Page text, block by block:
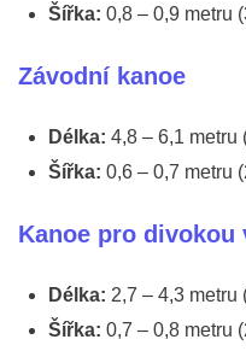
Šířka: 0,8 – 0,9 metru
Závodní kanoe
Délka: 4,8 – 6,1 metru
Šířka: 0,6 – 0,7 metru
Kanoe pro divokou
Délka: 2,7 – 4,3 metru
Šířka: 0,7 – 0,8 metru